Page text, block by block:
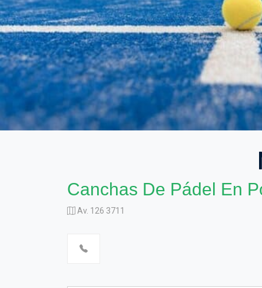
Canchas De Pádel En
Av. 126 3711